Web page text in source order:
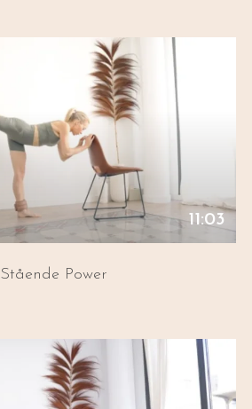
11:03
Stående Power